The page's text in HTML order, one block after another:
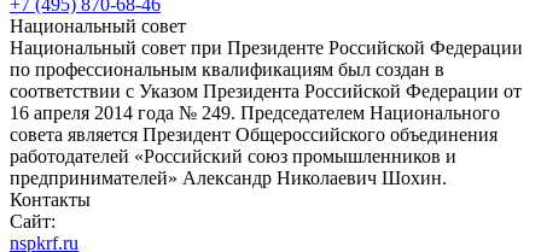
+7 (495) 870-68-46
Национальный совет
Национальный совет при Президенте Российской Федерации
по профессиональным квалификациям был создан в
соответствии с Указом Президента Российской Федерации от
16 апреля 2014 года № 249. Председателем Национального
совета является Президент Общероссийского объединения
работодателей «Российский союз промышленников и
предпринимателей» Александр Николаевич Шохин.
Контакты
Сайт:
nspkrf.ru